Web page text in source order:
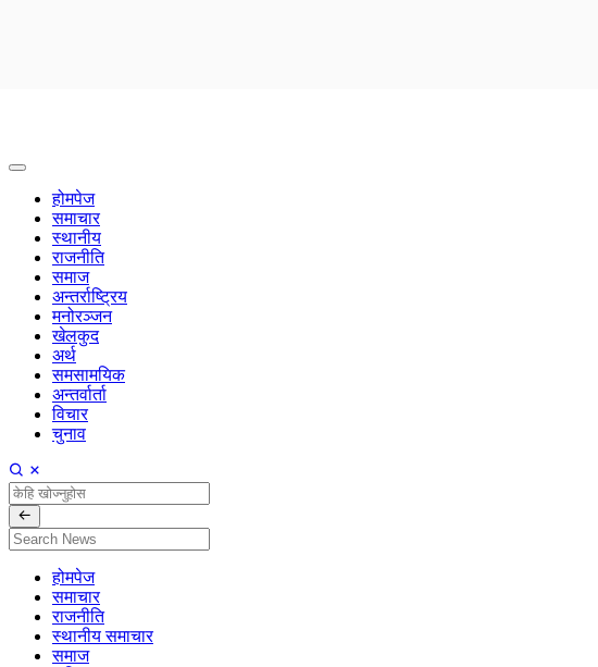
होमपेज
समाचार
स्थानीय
राजनीति
समाज
अन्तर्राष्ट्रिय
मनोरञ्जन
खेलकुद
अर्थ
समसामयिक
अन्तर्वार्ता
विचार
चुनाव
होमपेज
समाचार
राजनीति
स्थानीय समाचार
समाज